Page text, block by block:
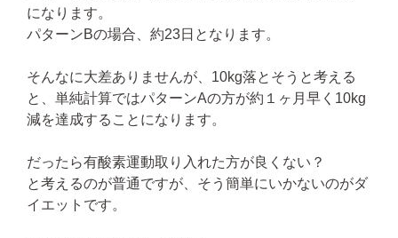
になります。
パターンBの場合、約23日となります。
そんなに大差ありませんが、10kg落とそうと考える
と、単純計算ではパターンAの方が約１ヶ月早く10kg
減を達成することになります。
だったら有酸素運動取り入れた方が良くない？
と考えるのが普通ですが、そう簡単にいかないのがダ
イエットです。